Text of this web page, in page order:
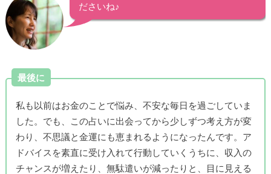
ださいね♪
最後に
私も以前はお金のことで悩み、不安な毎日を過ごしていま
した。でも、この占いに出会ってから少しずつ考え方が変
わり、不思議と金運にも恵まれるようになったんです。ア
ドバイスを素直に受け入れて行動していくうちに、収入の
チャンスが増えたり、無駄遣いが減ったりと、目に見える